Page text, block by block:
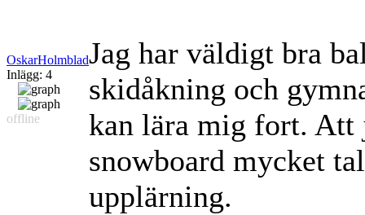
OskarHolmblad
Inlägg: 4
offline
Jag har väldigt bra
skidåkning och
kan lära mig fort. Att
snowboard mycket
upplärning.